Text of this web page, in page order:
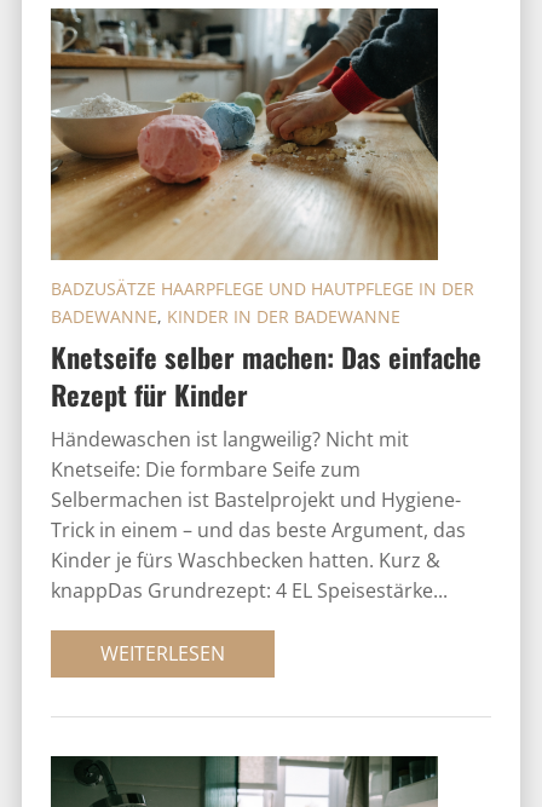
Knetseife selber machen: Das einfache
Rezept für Kinder
BADZUSÄTZE HAARPFLEGE UND HAUTPFLEGE IN DER
BADEWANNE, KINDER IN DER BADEWANNE
Händewaschen ist langweilig? Nicht mit
Knetseife: Die formbare Seife zum
Selbermachen ist Bastelprojekt und Hygiene-
Trick in einem – und das beste Argument, das
Kinder je fürs Waschbecken hatten. Kurz &
knappDas Grundrezept: 4 EL Speisestärke...
WEITERLESEN